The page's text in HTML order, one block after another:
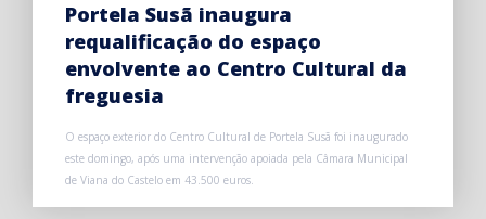
Portela Susã inaugura
requalificação do espaço
envolvente ao Centro Cultural da
freguesia
O espaço exterior do Centro Cultural de Portela Susã foi inaugurado
este domingo, após uma intervenção apoiada pela Câmara Municipal
de Viana do Castelo em 43.500 euros.